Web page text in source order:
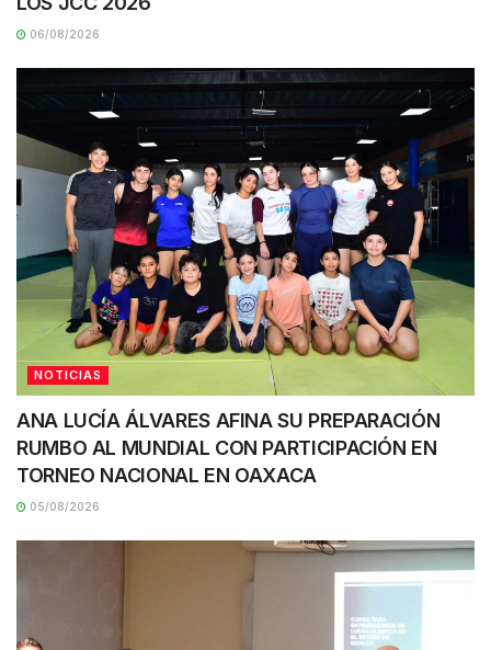
06/08/2026
NOTICIAS
ANA LUCÍA ÁLVARES AFINA SU PREPARACIÓN
RUMBO AL MUNDIAL CON PARTICIPACIÓN EN
TORNEO NACIONAL EN OAXACA
05/08/2026